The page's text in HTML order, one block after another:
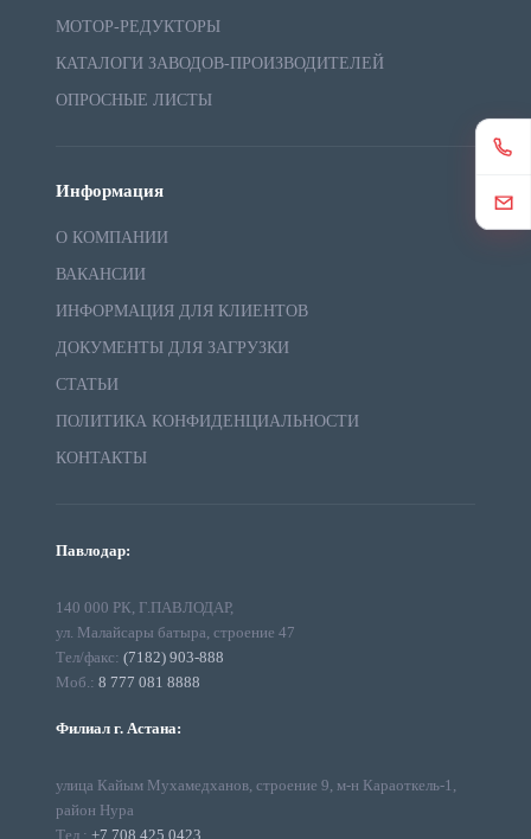
МОТОР-РЕДУКТОРЫ
КАТАЛОГИ ЗАВОДОВ-ПРОИЗВОДИТЕЛЕЙ
ОПРОСНЫЕ ЛИСТЫ
Информация
О КОМПАНИИ
ВАКАНСИИ
ИНФОРМАЦИЯ ДЛЯ КЛИЕНТОВ
ДОКУМЕНТЫ ДЛЯ ЗАГРУЗКИ
СТАТЬИ
ПОЛИТИКА КОНФИДЕНЦИАЛЬНОСТИ
КОНТАКТЫ
Павлодар:
140 000 РК, Г.ПАВЛОДАР,
ул. Малайсары батыра, строение 47
Тел/факс: (7182) 903-888
Моб.: 8 777 081 8888
Филиал г. Астана:
улица Кайым Мухамедханов, строение 9, м-н Караоткель-1,
район Нура
Тел.: +7 708 425 0423